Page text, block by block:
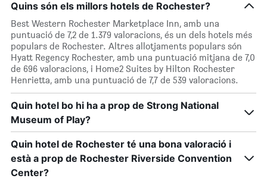
Quins són els millors hotels de Rochester?
Best Western Rochester Marketplace Inn, amb una
puntuació de 7,2 de 1.379 valoracions, és un dels hotels més
populars de Rochester. Altres allotjaments populars són
Hyatt Regency Rochester, amb una puntuació mitjana de 7,0
de 696 valoracions, i Home2 Suites by Hilton Rochester
Henrietta, amb una puntuació de 7,7 de 539 valoracions.
Quin hotel bo hi ha a prop de Strong National
Museum of Play?
Quin hotel de Rochester té una bona valoració i
està a prop de Rochester Riverside Convention
Center?